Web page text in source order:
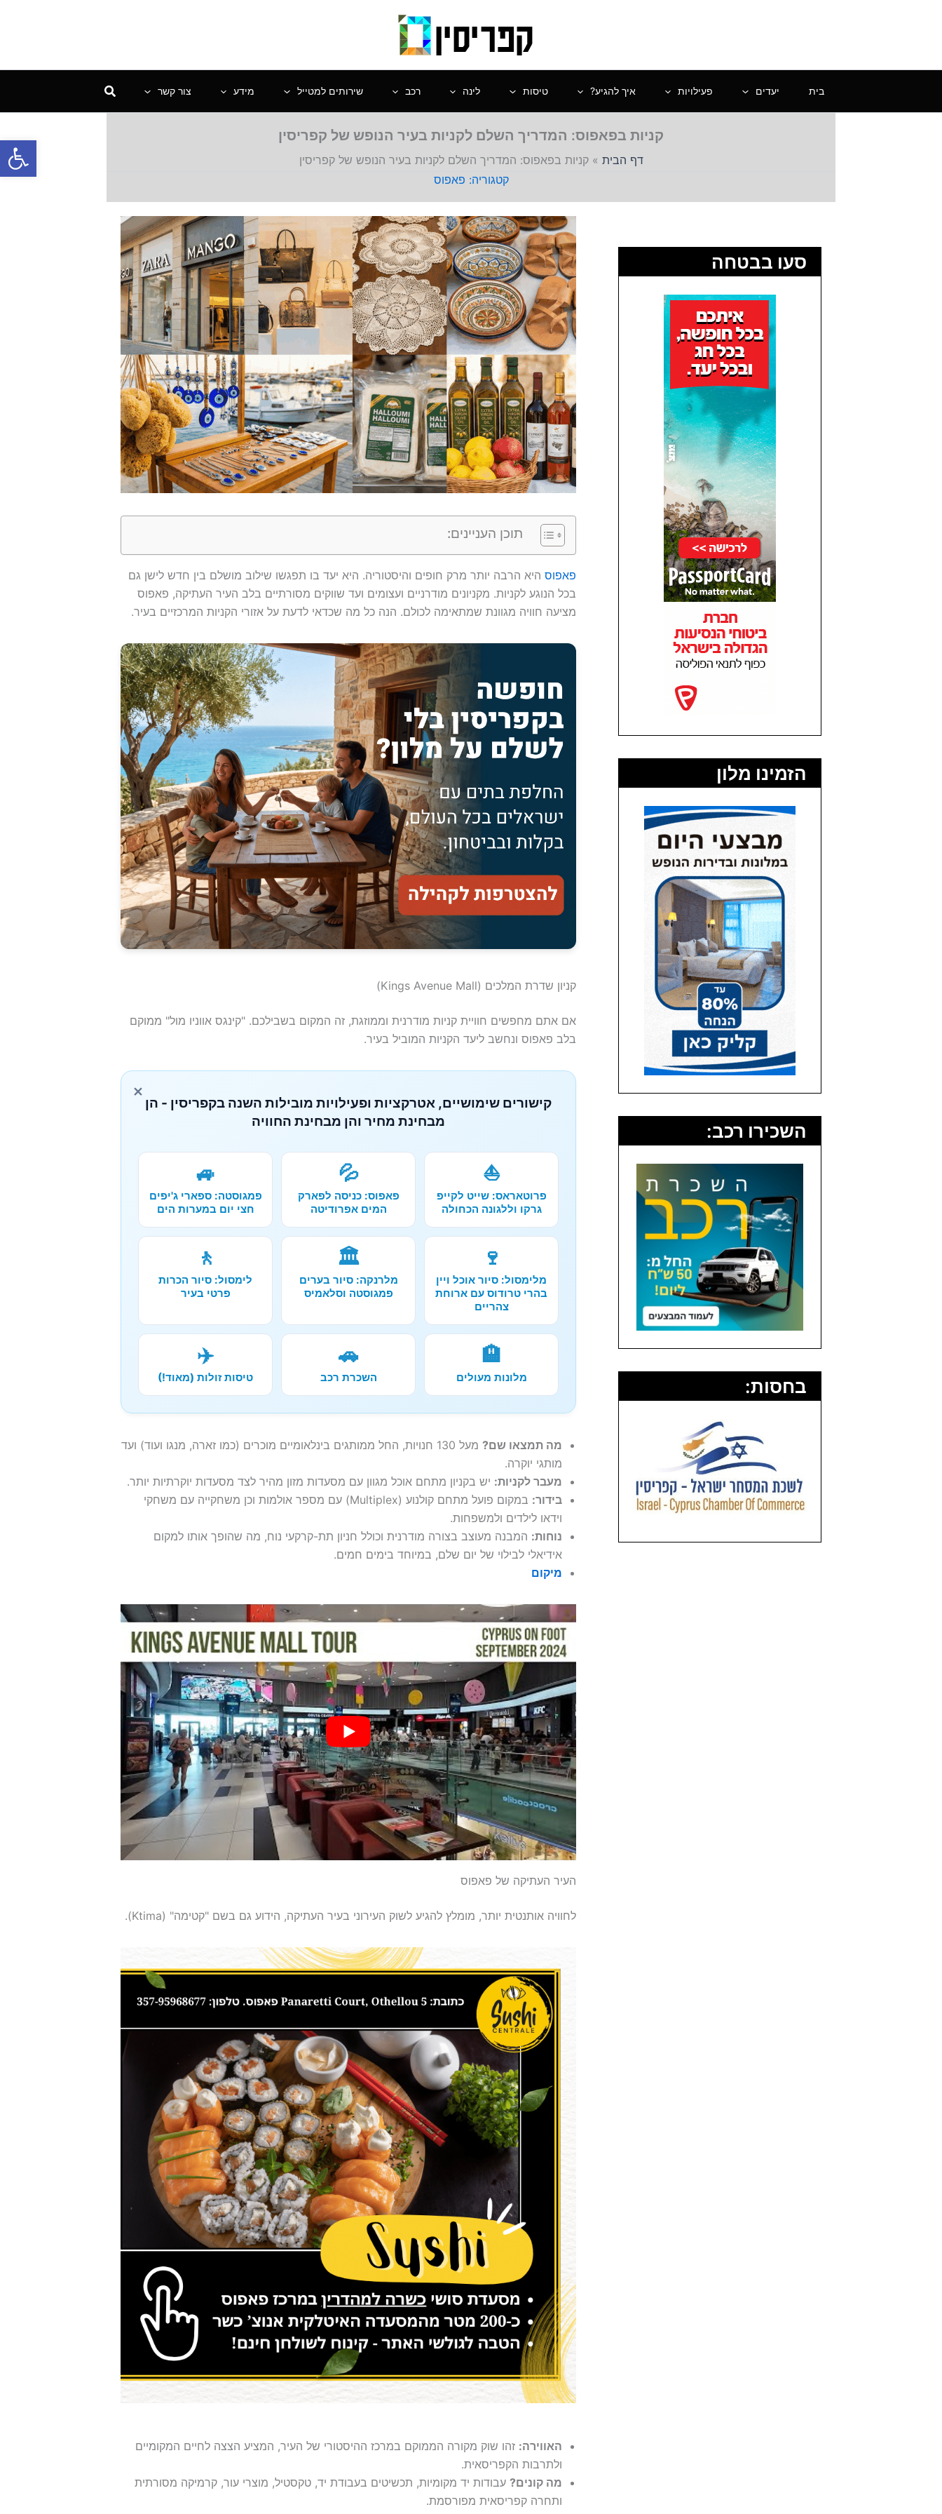
פתח
בית יעדים פעילויות איך להגיע? טיסות לינה רכב שירותים למטייל מידע צור קשר
קניות בפאפוס: המדריך השלם לקניות בעיר הנופש של קפריסין
דף הבית »קניות בפאפוס: המדריך השלם לקניות בעיר הנופש של קפריסין
פאפוס
סעו בבטחה
הזמינו מלון
השכירו רכב:
בחסות:
תוכן העניינים:
פאפוס היא הרבה יותר מרק חופים והיסטוריה. היא יעד בו תפגשו שילוב מושלם בין חדש לישן גם
בכל הנוגע לקניות. מקניונים מודרניים ועצומים ועד שווקים מסורתיים בלב העיר העתיקה, פאפוס
מציעה חוויה מגוונת שמתאימה לכולם. הנה כל מה שכדאי לדעת על אזורי הקניות המרכזיים בעיר.
קניון שדרת המלכים (Kings Avenue Mall)
אם אתם מחפשים חוויית קניות מודרנית וממוזגת, זה המקום בשבילכם. "קינגס אווניו מול" ממוקם
בלב פאפוס ונחשב ליעד הקניות המוביל בעיר.
×
קישורים שימושיים, אטרקציות ופעילויות מובילות השנה בקפריסין - הן
מבחינת מחיר והן מבחינת החוויה
⛵
פרוטאראס: שייט לקייפ
גרקו וללגונה הכחולה
💦
פאפוס: כניסה לפארק
המים אפרודיטה
🚙
פמגוסטה: ספארי ג'יפים
חצי יום במערות הים
🍷
מלימסול: סיור אוכל ויין
בהרי טרודוס עם ארוחת
צהריים
🏛️
מלרנקה: סיור בערים
פמגוסטה וסלאמיס
🚶
לימסול: סיור הכרות
פרטי בעיר
🏨
מלונות מעולים
🚗
השכרת רכב
✈️
טיסות זולות (מאוד!)
מה תמצאו שם?
מעל 130 חנויות, החל ממותגים בינלאומיים מוכרים (כמו זארה, מנגו ועוד) ועד
מותגי יוקרה.
מעבר לקניות: יש בקניון מתחם אוכל מגוון עם מסעדות מזון מהיר לצד מסעדות יוקרתיות יותר.
בידור:
במקום פועל מתחם קולנוע (Multiplex) עם מספר אולמות וכן משחקייה עם משחקי
וידאו לילדים ולמשפחות.
נוחות: המבנה מעוצב בצורה מודרנית וכולל חניון תת-קרקעי נוח, מה שהופך אותו למקום
אידיאלי לבילוי של יום שלם, במיוחד בימים חמים.
מיקום
העיר העתיקה של פאפוס
לחוויה אותנטית יותר, מומלץ להגיע לשוק העירוני בעיר העתיקה, הידוע גם בשם "קטימה" (Ktima).
האווירה: זהו שוק מקורה הממוקם במרכז ההיסטורי של העיר, המציע הצצה לחיים המקומיים
ולתרבות הקפריסאית.
מה קונים? עבודות יד מקומיות, תכשיטים בעבודת יד, טקסטיל, מוצרי עור, קרמיקה מסורתית
ותחרה קפריסאית מפורסמת.